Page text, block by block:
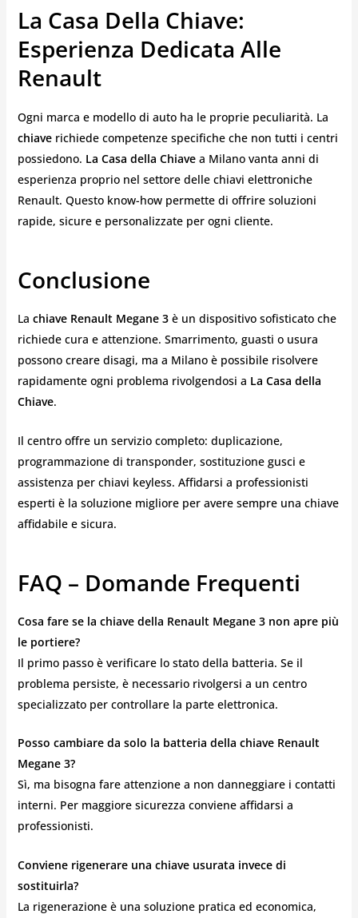
La Casa Della Chiave:
Esperienza Dedicata Alle
Renault
Ogni marca e modello di auto ha le proprie peculiarità. La
chiaverichiede competenze specifiche che non tutti i centri
possiedono. La Casa della Chiavea Milano vanta anni di
esperienza proprio nel settore delle chiavi elettroniche
Renault. Questo know-how permette di offrire soluzioni
rapide, sicure e personalizzate per ogni cliente.
Conclusione
La chiave Renault Megane 3è un dispositivo sofisticato che
richiede cura e attenzione. Smarrimento, guasti o usura
possono creare disagi, ma a Milano è possibile risolvere
rapidamente ogni problema rivolgendosi a La Casa della
Chiave.
Il centro offre un servizio completo: duplicazione,
programmazione di transponder, sostituzione gusci e
assistenza per chiavi keyless. Affidarsi a professionisti
esperti è la soluzione migliore per avere sempre una chiave
affidabile e sicura.
FAQ – Domande Frequenti
Cosa fare se la chiave della Renault Megane 3 non apre più
le portiere?
Il primo passo è verificare lo stato della batteria. Se il
problema persiste, è necessario rivolgersi a un centro
specializzato per controllare la parte elettronica.
Posso cambiare da solo la batteria della chiave Renault
Megane 3?
Sì, ma bisogna fare attenzione a non danneggiare i contatti
interni. Per maggiore sicurezza conviene affidarsi a
professionisti.
Conviene rigenerare una chiave usurata invece di
sostituirla?
La rigenerazione è una soluzione pratica ed economica,